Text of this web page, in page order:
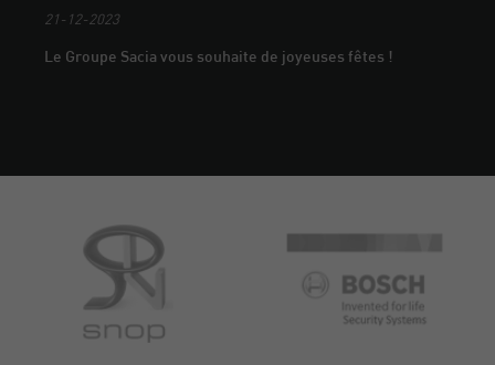
21-12-2023
Le Groupe Sacia vous souhaite de joyeuses fêtes !